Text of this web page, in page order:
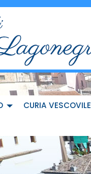
CURIA VESCOVILE